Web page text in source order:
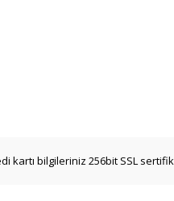
kartı bilgileriniz 256bit SSL